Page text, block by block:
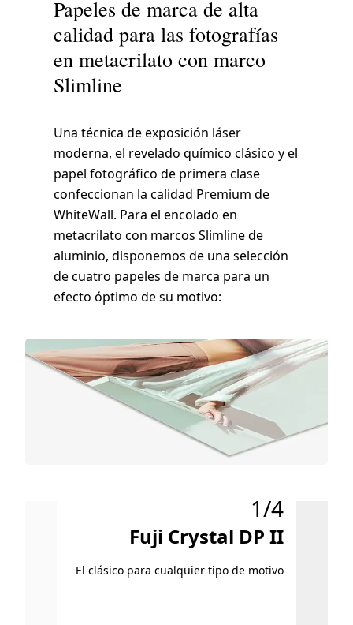
Papeles de marca de alta
calidad para las fotografías
en metacrilato con marco
Slimline
Una técnica de exposición láser
moderna, el revelado químico clásico y el
papel fotográfico de primera clase
confeccionan la calidad Premium de
WhiteWall. Para el encolado en
metacrilato con marcos Slimline de
aluminio, disponemos de una selección
de cuatro papeles de marca para un
efecto óptimo de su motivo:
1/4
Fuji Crystal DP II
El clásico para cualquier tipo de motivo